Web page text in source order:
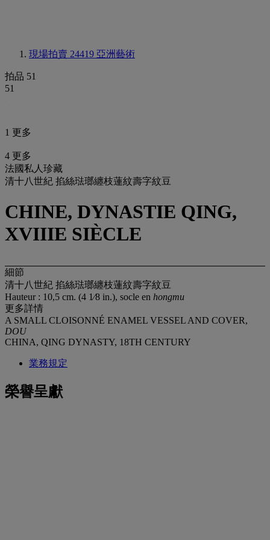
現場拍賣 24419 亞洲藝術
拍品 51
51
1 更多
4 更多
法國私人珍藏
清十八世紀 掐絲琺瑯纏枝蓮紋壽字紋豆
CHINE, DYNASTIE QING,
XVIIIE SIÈCLE
細節
清十八世紀 掐絲琺瑯纏枝蓮紋壽字紋豆
Hauteur : 10,5 cm. (4 1⁄8 in.), socle en hongmu
更多詳情
A SMALL CLOISONNÉ ENAMEL VESSEL AND COVER,
DOU
CHINA, QING DYNASTY, 18TH CENTURY
業務規定
榮譽呈獻